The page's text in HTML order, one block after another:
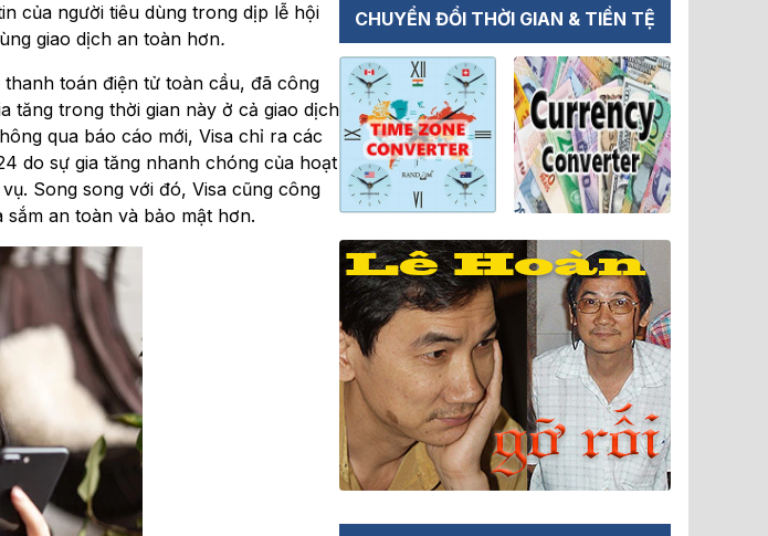
của người tiêu dùng trong dịp lễ hội
giao dịch an toàn hơn.
thanh toán điện tử toàn cầu, đã công
tăng trong thời gian này ở cả giao dịch
qua báo cáo mới, Visa chỉ ra các
do sự gia tăng nhanh chóng của hoạt
Song song với đó, Visa cũng công
an toàn và bảo mật hơn.
CHUYỂN ĐỔI THỜI GIAN & TIỀN TỆ